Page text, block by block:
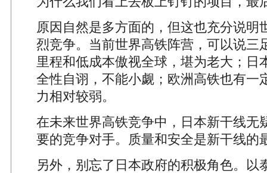
原因自然是多方面的，但这也充分说明
烈竞争。当前世界高铁阵营，可以说三
里程和低成本傲视全球，堪为老大；日
全性自诩，不能小觑；欧洲高铁也有一
力相对较弱。
在未来世界高铁竞争中，日本新干线无
要的竞争对手。质量和安全是新干线的
另外，别忘了日本政府的积极角色。以